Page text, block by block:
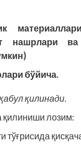
ва
бўйича.
қилинади.
қилиниши лозим: